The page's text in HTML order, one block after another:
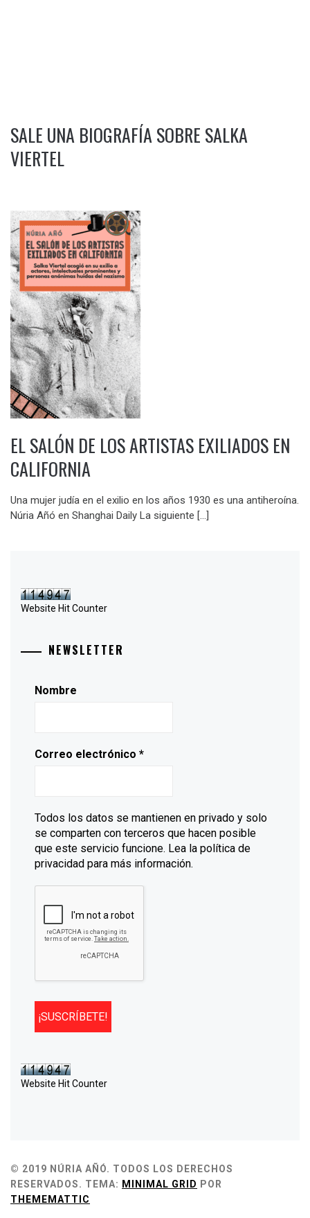
SALE UNA BIOGRAFÍA SOBRE SALKA
VIERTEL
EL SALÓN DE LOS ARTISTAS EXILIADOS EN
CALIFORNIA
Una mujer judía en el exilio en los años 1930 es una antiheroína.
Núria Añó en Shanghai Daily La siguiente […]
Website Hit Counter
NEWSLETTER
Nombre
Correo electrónico *
Todos los datos se mantienen en privado y solo
se comparten con terceros que hacen posible
que este servicio funcione. Lea la política de
privacidad para más información.
Website Hit Counter
© 2019 NÚRIA AÑÓ. TODOS LOS DERECHOS
RESERVADOS. TEMA: MINIMAL GRID POR
THEMEMATTIC